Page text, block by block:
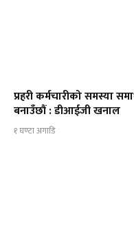
प्रहरी कर्मचारीको समस्या
बनाउँछौं : डीआईजी खनाल
१ घण्टा अगाडि